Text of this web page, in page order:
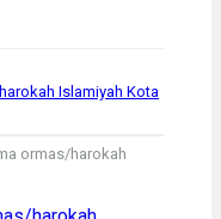
dimulai